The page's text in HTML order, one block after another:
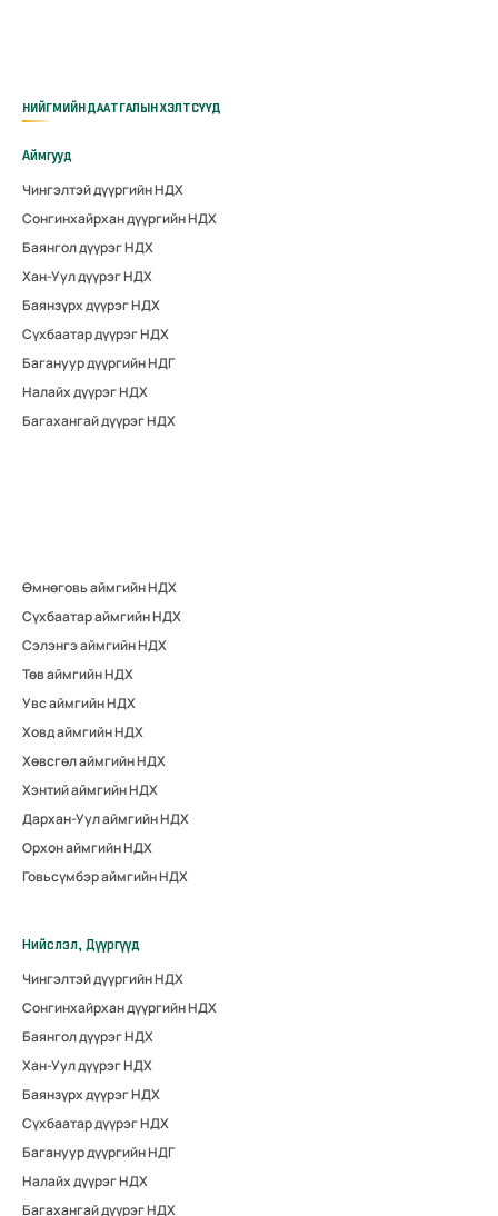
НИЙГМИЙН ДААТГАЛЫН ХЭЛТСҮҮД
Аймгууд
Чингэлтэй дүүргийн НДХ
Сонгинхайрхан дүүргийн НДХ
Баянгол дүүрэг НДХ
Хан-Уул дүүрэг НДХ
Баянзүрх дүүрэг НДХ
Сүхбаатар дүүрэг НДХ
Багануур дүүргийн НДГ
Налайх дүүрэг НДХ
Багахангай дүүрэг НДХ
Өмнөговь аймгийн НДХ
Сүхбаатар аймгийн НДХ
Сэлэнгэ аймгийн НДХ
Төв аймгийн НДХ
Увс аймгийн НДХ
Ховд аймгийн НДХ
Хөвсгөл аймгийн НДХ
Хэнтий аймгийн НДХ
Дархан-Уул аймгийн НДХ
Орхон аймгийн НДХ
Говьсүмбэр аймгийн НДХ
Нийслэл, Дүүргүүд
Чингэлтэй дүүргийн НДХ
Сонгинхайрхан дүүргийн НДХ
Баянгол дүүрэг НДХ
Хан-Уул дүүрэг НДХ
Баянзүрх дүүрэг НДХ
Сүхбаатар дүүрэг НДХ
Багануур дүүргийн НДГ
Налайх дүүрэг НДХ
Багахангай дүүрэг НДХ